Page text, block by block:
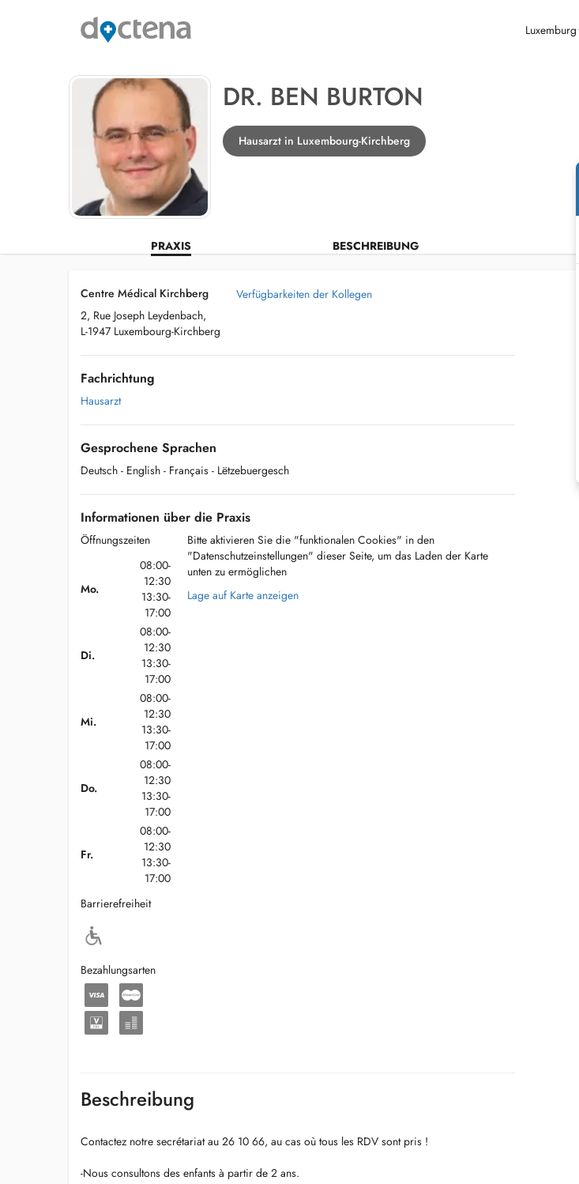
Luxemburg
DR. BEN BURTON
Hausarzt in Luxembourg-Kirchberg
PRAXIS BESCHREIBUNG
Centre Médical Kirchberg
2, Rue Joseph Leydenbach,
L-1947 Luxembourg-Kirchberg
Verfügbarkeiten der Kollegen
Fachrichtung
Hausarzt
Gesprochene Sprachen
Deutsch - English - Français - Lëtzebuergesch
Informationen über die Praxis
Öffnungszeiten
Mo.
08:00-
12:30
13:30-
17:00
Di.
08:00-
12:30
13:30-
17:00
Mi.
08:00-
12:30
13:30-
17:00
Do.
08:00-
12:30
13:30-
17:00
Fr.
08:00-
12:30
13:30-
17:00
Barrierefreiheit
Bezahlungsarten
Bitte aktivieren Sie die "funktionalen Cookies" in den
"Datenschutzeinstellungen" dieser Seite, um das Laden der Karte
unten zu ermöglichen
Lage auf Karte anzeigen
Beschreibung
Contactez notre secrétariat au 26 10 66, au cas où tous les RDV sont pris !
-Nous consultons des enfants à partir de 2 ans.